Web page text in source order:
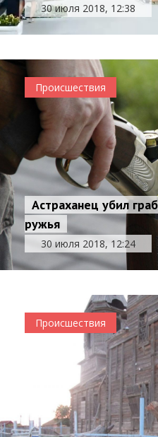
30 июля 2018, 12:38
Происшествия
Астраханец убил
ружья
30 июля 2018, 12:24
Происшествия